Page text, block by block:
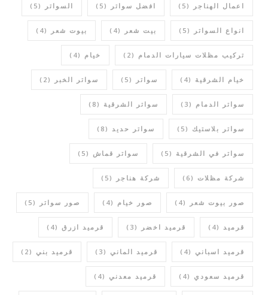
اعمال الهناجر (5) افضل سواتر (5) السواتر (5)
انواع السواتر (5) بيت شعر (4) بيوت شعر (4)
تركيب مظلات سيارات الدمام (2) خيام (4)
خيام الشرقية (4) سواتر (5) سواتر الخبر (2)
سواتر الدمام (3) سواتر الشرقية (8)
سواتر بلاستيك (5) سواتر حديد (8)
سواتر في الشرقية (5) سواتر قماش (5)
شركة مظلات (6) شركة هناجر (5)
صور بيوت شعر (4) صور خيام (4) صور سواتر (5)
قرميد (4) قرميد اخضر (3) قرميد ازرق (4)
قرميد اسباني (4) قرميد الماني (3) قرميد بني (2)
قرميد سعودي (4) قرميد معدني (4)